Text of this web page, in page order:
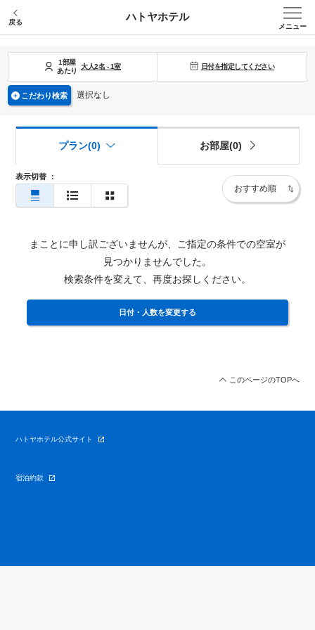
戻る ハトヤホテル
メニュー
1部屋
あたり
大人2名 -1室 日付を指定してください
こだわり検索 選択なし
表示切替 ：
プラン(0) お部屋(0)
まことに申し訳ございませんが、ご指定の条件での空室が
見つかりませんでした。
検索条件を変えて、再度お探しください。
日付・人数を変更する
このページのTOPへ
ハトヤホテル公式サイト
宿泊約款